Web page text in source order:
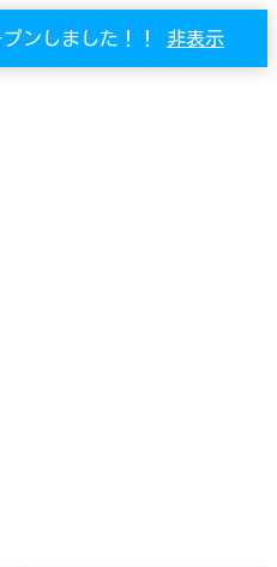
ンしました！！ 非表示